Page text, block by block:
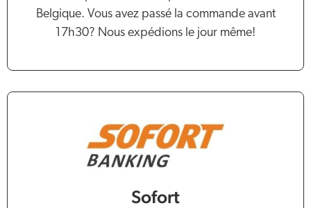
Belgique. Vous avez passé la commande avant
17h30? Nous expédions le jour même!
Sofort